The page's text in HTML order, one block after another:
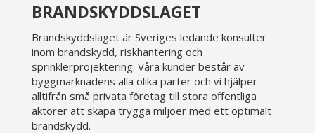
BRANDSKYDDSLAGET
Brandskyddslaget är Sveriges ledande konsulter
inom brandskydd, riskhantering och
sprinklerprojektering. Våra kunder består av
byggmarknadens alla olika parter och vi hjälper
alltifrån små privata företag till stora offentliga
aktörer att skapa trygga miljöer med ett optimalt
brandskydd.